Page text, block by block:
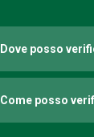
Dove posso
Come posso